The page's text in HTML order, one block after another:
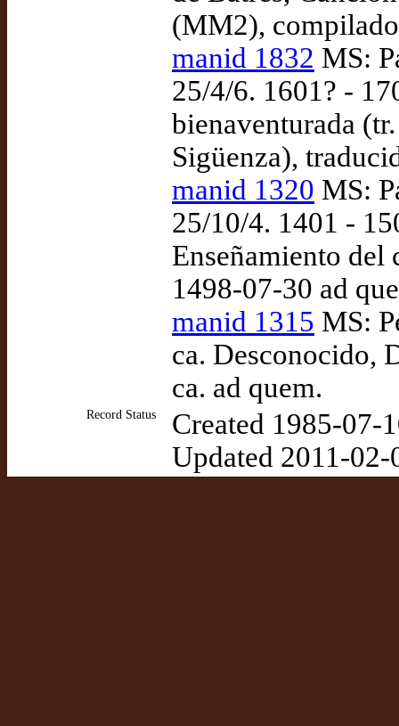
(MM2),
manid 1832 MS:
25/4/6. 1601? -
bienaventurada
Sigüenza),
manid 1320 MS:
25/10/4. 1401 -
Enseñamiento del
1498-07-30 ad
manid 1315 MS:
ca. Desconocido,
ca. ad quem.
Record Status
Created 1985-07-
Updated 2011-02-